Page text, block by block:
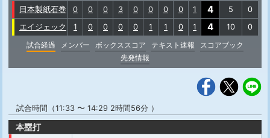
日本製紙石巻 0 0 0 3 0 0 0 0 1 4 5
0
エイジェック
1 0 0 0 0 1 1 0 1 4 10
0
試合経過
メンバー ボックススコア テキスト速報
スコアブック
先発情報
試合時間（11:33 〜 14:29 2時間56分 ）
本塁打